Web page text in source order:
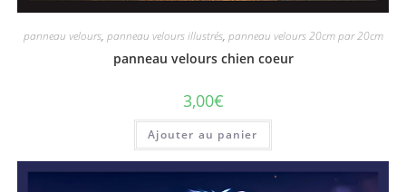
panneau velours, panneau velours illustrés, panneau velours 20cm par 20cm
panneau velours chien coeur
3,00€
Ajouter au panier